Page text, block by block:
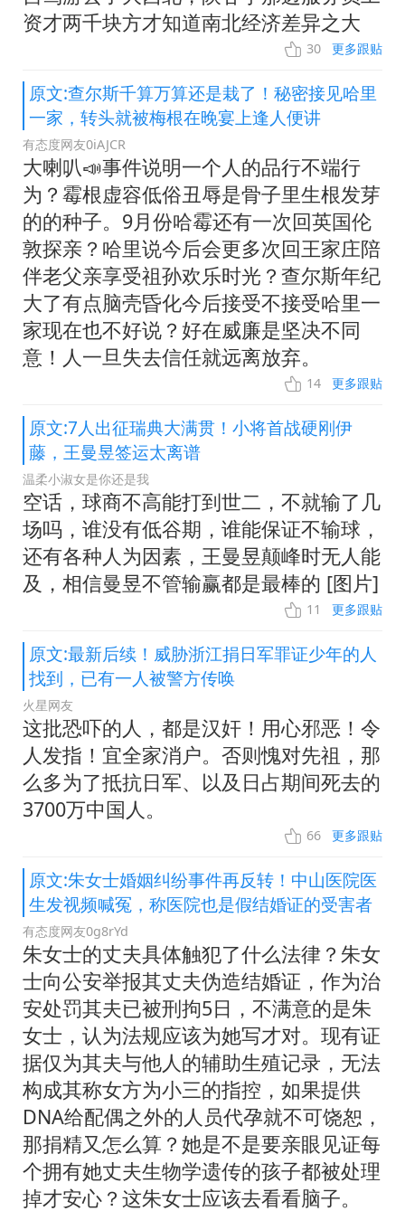
资才两千块方才知道南北经济差异之大
30 更多跟贴
原文:查尔斯千算万算还是栽了！秘密接见哈里
一家，转头就被梅根在晚宴上逢人便讲
有态度网友0iAJCR
大喇叭📣事件说明一个人的品行不端行
为？霉根虚容低俗丑辱是骨子里生根发芽
的的种子。9月份哈霉还有一次回英国伦
敦探亲？哈里说今后会更多次回王家庄陪
伴老父亲享受祖孙欢乐时光？查尔斯年纪
大了有点脑壳昏化今后接受不接受哈里一
家现在也不好说？好在威廉是坚决不同
意！人一旦失去信任就远离放弃。
14 更多跟贴
原文:7人出征瑞典大满贯！小将首战硬刚伊
藤，王曼昱签运太离谱
温柔小淑女是你还是我
空话，球商不高能打到世二，不就输了几
场吗，谁没有低谷期，谁能保证不输球，
还有各种人为因素，王曼昱颠峰时无人能
及，相信曼昱不管输赢都是最棒的 [图片]
11 更多跟贴
原文:最新后续！威胁浙江捐日军罪证少年的人
找到，已有一人被警方传唤
火星网友
这批恐吓的人，都是汉奸！用心邪恶！令
人发指！宜全家消户。否则愧对先祖，那
么多为了抵抗日军、以及日占期间死去的
3700万中国人。
66 更多跟贴
原文:朱女士婚姻纠纷事件再反转！中山医院医
生发视频喊冤，称医院也是假结婚证的受害者
有态度网友0g8rYd
朱女士的丈夫具体触犯了什么法律？朱女
士向公安举报其丈夫伪造结婚证，作为治
安处罚其夫已被刑拘5日，不满意的是朱
女士，认为法规应该为她写才对。现有证
据仅为其夫与他人的辅助生殖记录，无法
构成其称女方为小三的指控，如果提供
DNA给配偶之外的人员代孕就不可饶恕，
那捐精又怎么算？她是不是要亲眼见证每
个拥有她丈夫生物学遗传的孩子都被处理
掉才安心？这朱女士应该去看看脑子。